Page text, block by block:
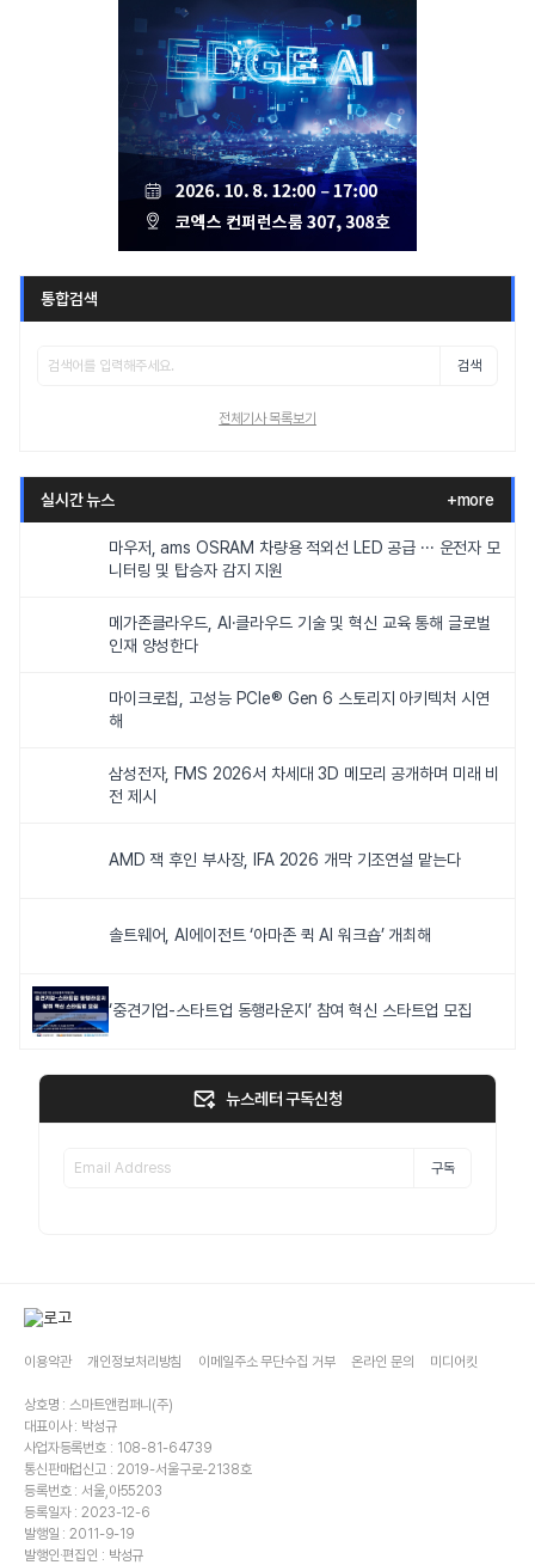
통합검색
검색
전체기사 목록보기
실시간 뉴스 +more
마우저, ams OSRAM 차량용 적외선 LED 공급 ··· 운전자 모
니터링 및 탑승자 감지 지원
메가존클라우드, AI·클라우드 기술 및 혁신 교육 통해 글로벌
인재 양성한다
마이크로칩, 고성능 PCIe® Gen 6 스토리지 아키텍처 시연
해
삼성전자, FMS 2026서 차세대 3D 메모리 공개하며 미래 비
전 제시
AMD 잭 후인 부사장, IFA 2026 개막 기조연설 맡는다
솔트웨어, AI에이전트 ‘아마존 퀵 AI 워크숍’ 개최해
‘중견기업-스타트업 동행라운지’ 참여 혁신 스타트업 모집
뉴스레터 구독신청
구독
이용약관 개인정보처리방침 이메일주소 무단수집 거부 온라인 문의 미디어킷
상호명 : 스마트앤컴퍼니(주)
대표이사 : 박성규
사업자등록번호 : 108-81-64739
통신판매업신고 : 2019-서울구로-2138호
등록번호 : 서울,아55203
등록일자 : 2023-12-6
발행일 : 2011-9-19
발행인·편집인 : 박성규